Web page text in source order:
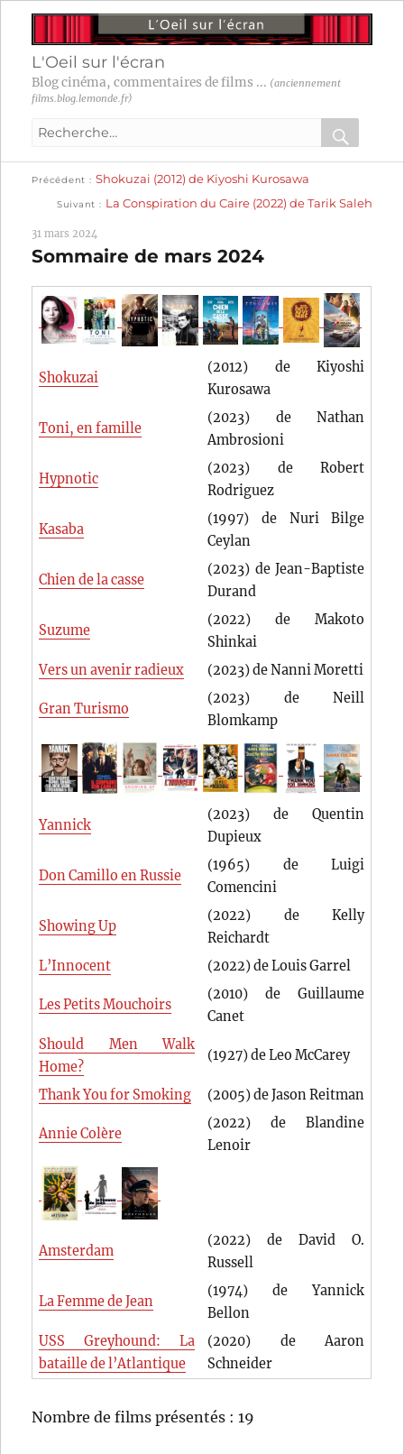
L'Oeil sur l'écran
Blog cinéma, commentaires de films ... (anciennement
films.blog.lemonde.fr)
Recherche
:
OK
Navigation
l’article
Précédent
précédente :
Shokuzai (2012) de Kiyoshi Kurosawa
Suivant
suivante :
La Conspiration du Caire (2022) de Tarik Saleh
31 mars 2024
Sommaire de mars 2024
Shokuzai
(2012) de Kiyoshi
Kurosawa
Toni, en famille
(2023) de Nathan
Ambrosioni
Hypnotic
(2023) de Robert
Rodriguez
Kasaba
(1997) de Nuri Bilge
Ceylan
Chien de la casse
(2023) de Jean-Baptiste
Durand
Suzume
(2022) de Makoto
Shinkai
Vers un avenir radieux
(2023) de Nanni Moretti
Gran Turismo
(2023) de Neill
Blomkamp
Yannick
(2023) de Quentin
Dupieux
Don Camillo en Russie
(1965) de Luigi
Comencini
Showing Up
(2022) de Kelly
Reichardt
L’Innocent
(2022) de Louis Garrel
Les Petits Mouchoirs
(2010) de Guillaume
Canet
Should Men Walk
Home?
(1927) de Leo McCarey
Thank You for Smoking (2005) de Jason Reitman
Annie Colère
(2022) de Blandine
Lenoir
Amsterdam
(2022) de David O.
Russell
La Femme de Jean
(1974) de Yannick
Bellon
USS Greyhound: La
bataille de l’Atlantique
(2020) de Aaron
Schneider
Nombre de films présentés : 19